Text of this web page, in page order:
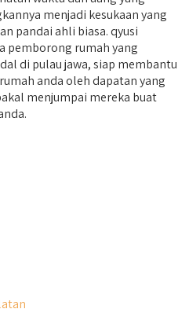
menjadi kesukaan yang
pandai ahli biasa. qyusi
pemborong rumah yang
di pulau jawa, siap membantu
anda oleh dapatan yang
menjumpai mereka buat